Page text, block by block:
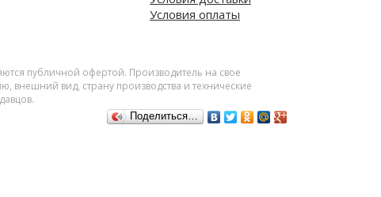
Условия оплаты
публичной офертой. Производитель на свое
внешний вид, страну производства и технические
Поделиться…